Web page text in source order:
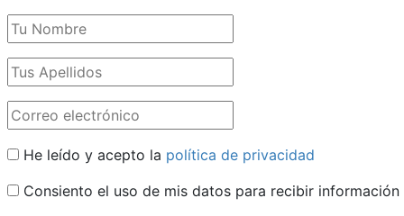
He leído y acepto la política de privacidad
Consiento el uso de mis datos para recibir información